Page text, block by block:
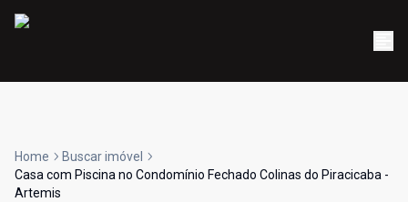
Home
Buscar imóvel
Casa com Piscina no Condomínio Fechado Colinas do Piracicaba -
Artemis